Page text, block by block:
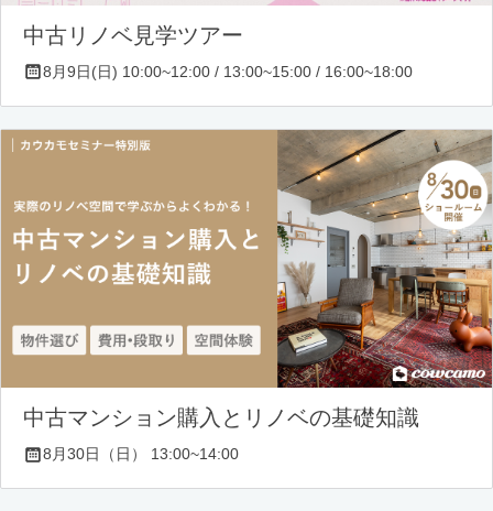
中古リノベ見学ツアー
8月9日(日) 10:00~12:00 / 13:00~15:00 / 16:00~18:00
中古マンション購入とリノベの基礎知識
8月30日（日） 13:00~14:00